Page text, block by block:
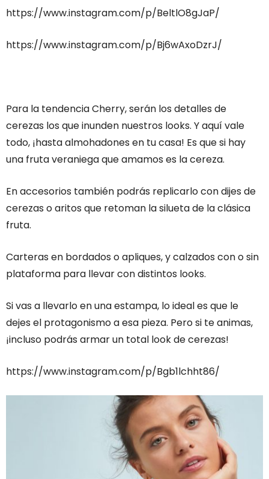
https://www.instagram.com/p/BeltlO8gJaP/
https://www.instagram.com/p/Bj6wAxoDzrJ/
Para la tendencia Cherry, serán los detalles de
cerezas los que inunden nuestros looks. Y aquí vale
todo, ¡hasta almohadones en tu casa! Es que si hay
una fruta veraniega que amamos es la cereza.
En accesorios también podrás replicarlo con dijes de
cerezas o aritos que retoman la silueta de la clásica
fruta.
Carteras en bordados o apliques, y calzados con o sin
plataforma para llevar con distintos looks.
Si vas a llevarlo en una estampa, lo ideal es que le
dejes el protagonismo a esa pieza. Pero si te animas,
¡incluso podrás armar un total look de cerezas!
https://www.instagram.com/p/Bgb1lchht86/